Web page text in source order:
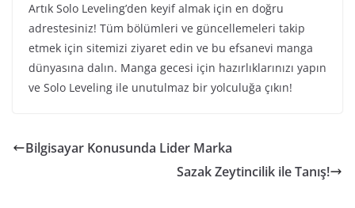
Artık Solo Leveling’den keyif almak için en doğru
adrestesiniz! Tüm bölümleri ve güncellemeleri takip
etmek için sitemizi ziyaret edin ve bu efsanevi manga
dünyasına dalın. Manga gecesi için hazırlıklarınızı yapın
ve Solo Leveling ile unutulmaz bir yolculuğa çıkın!
Bilgisayar Konusunda Lider Marka
Sazak Zeytincilik ile Tanış!